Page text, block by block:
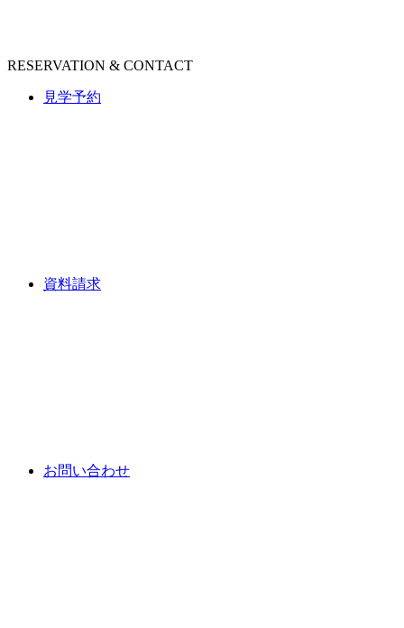
RESERVATION & CONTACT
見学予約
資料請求
お問い合わせ